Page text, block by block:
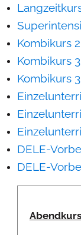
Kombikurs
Kombikurs
Kombikurs
DELE-
DELE-